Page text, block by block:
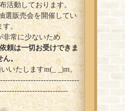
活動しております。
選販売会を開催してい
す。
非常に少ないため
頼は一切お受けできま
ん。
いたしますm(_ _)m。